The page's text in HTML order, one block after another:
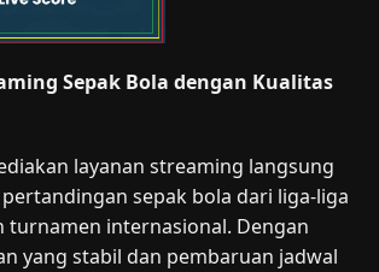
Sepak Bola dengan Kualitas
layanan streaming langsung
sepak bola dari liga-liga
turnamen internasional. Dengan
yang stabil dan pembaruan jadwal